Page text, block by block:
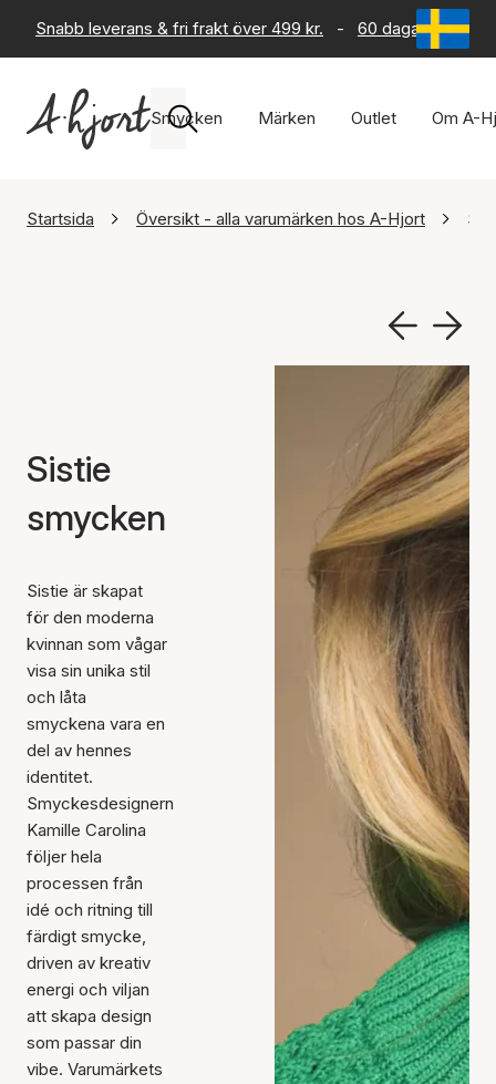
Snabb leverans & fri frakt över 499 kr. - 60 dagars
Smycken Märken Outlet Om A-
Startsida Översikt - alla varumärken hos A-Hjort
Sistie
smycken
Sistie är skapat
för den moderna
kvinnan som vågar
visa sin unika stil
och låta
smyckena vara en
del av hennes
identitet.
Smyckesdesignern
Kamille Carolina
följer hela
processen från
idé och ritning till
färdigt smycke,
driven av kreativ
energi och viljan
att skapa design
som passar din
vibe. Varumärkets